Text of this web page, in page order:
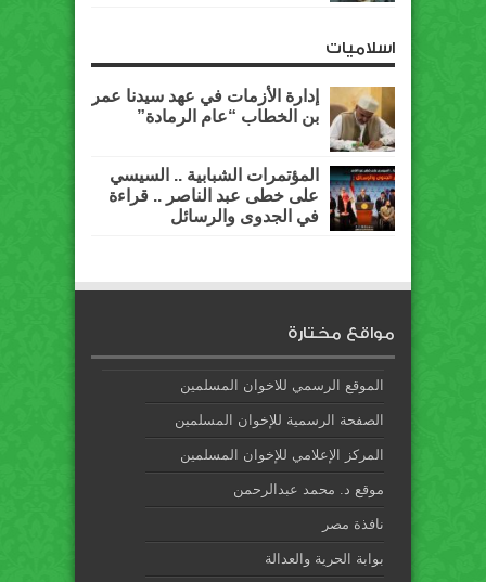
اسلاميات
إدارة الأزمات في عهد سيدنا عمر
بن الخطاب “عام الرمادة”
المؤتمرات الشبابية .. السيسي
على خطى عبد الناصر .. قراءة
في الجدوى والرسائل
مواقع مختارة
الموقع الرسمي للاخوان المسلمين
الصفحة الرسمية للإخوان المسلمين
المركز الإعلامي للإخوان المسلمين
موقع د. محمد عبدالرحمن
نافذة مصر
بوابة الحرية والعدالة